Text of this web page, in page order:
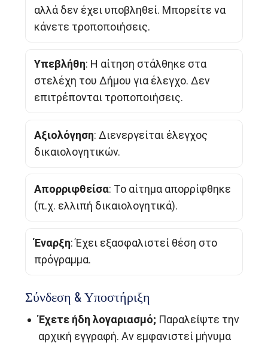
αλλά δεν έχει υποβληθεί. Μπορείτε να
κάνετε τροποποιήσεις.
Υπεβλήθη: Η αίτηση στάλθηκε στα
στελέχη του Δήμου για έλεγχο. Δεν
επιτρέπονται τροποποιήσεις.
Αξιολόγηση: Διενεργείται έλεγχος
δικαιολογητικών.
Απορριφθείσα: Το αίτημα απορρίφθηκε
(π.χ. ελλιπή δικαιολογητικά).
Έναρξη: Έχει εξασφαλιστεί θέση στο
πρόγραμμα.
Σύνδεση & Υποστήριξη
Έχετε ήδη λογαριασμό; Παραλείψτε την
αρχική εγγραφή. Αν εμφανιστεί μήνυμα